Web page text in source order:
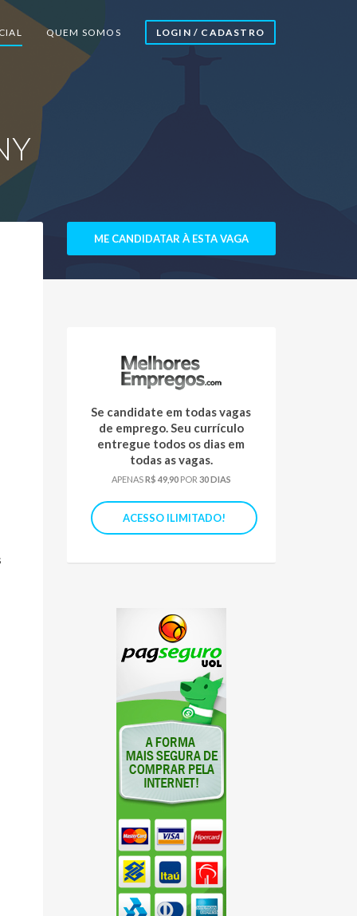
QUEM SOMOS LOGIN / CADASTRO
ME CANDIDATAR À ESTA VAGA
Se candidate em todas vagas
de emprego. Seu currículo
entregue todos os dias em
todas as vagas.
APENASR$ 49,90POR 30 DIAS
ACESSO ILIMITADO!